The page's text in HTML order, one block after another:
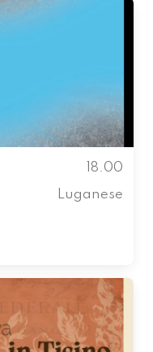
18.00
Luganese